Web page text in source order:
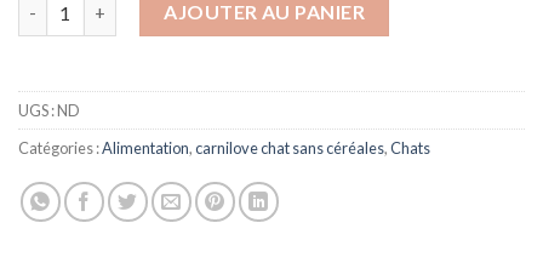
AJOUTER AU PANIER
UGS :ND
Catégories :Alimentation,carnilove chat sans céréales,Chats